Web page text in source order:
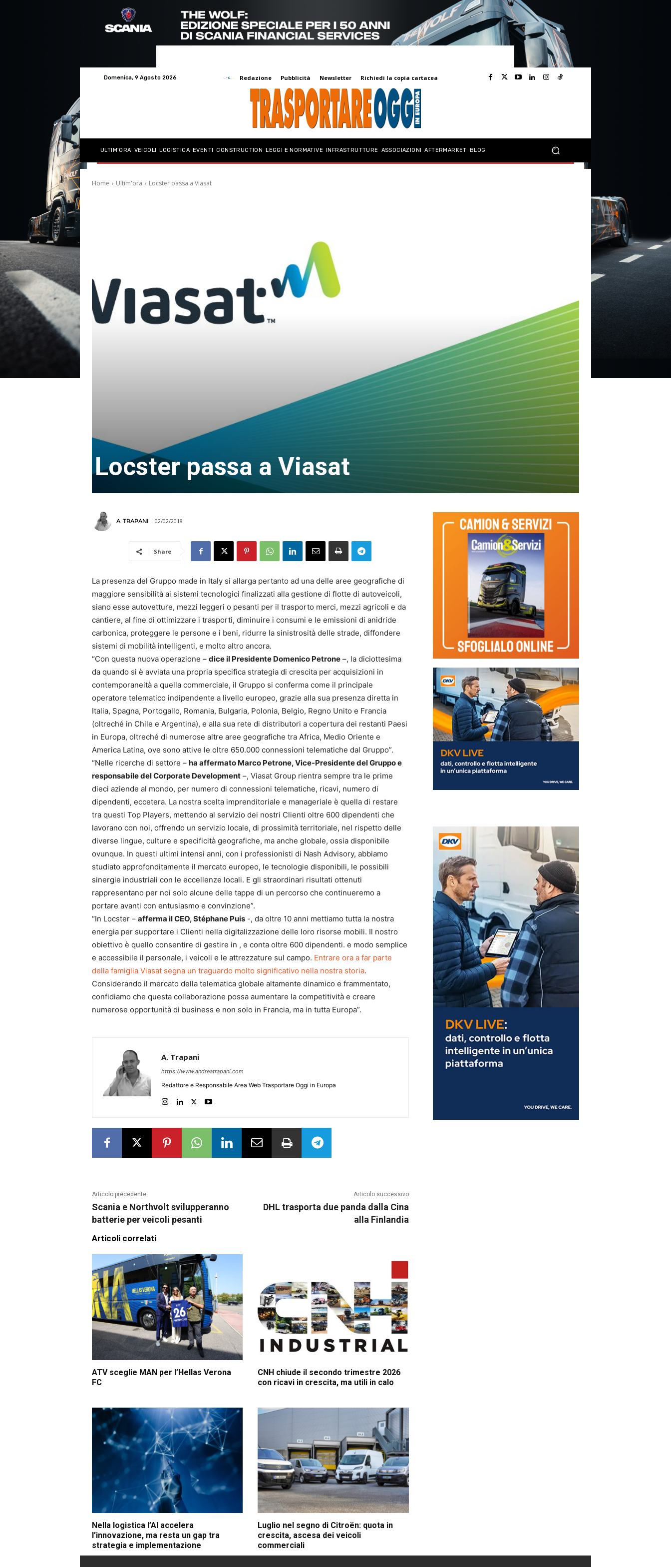
Domenica, 9 Agosto 2026 Redazione Pubblicità Newsletter Richiedi la copia cartacea
ULTIM’ORA VEICOLI LOGISTICA EVENTI CONSTRUCTION LEGGI E NORMATIVE INFRASTRUTTURE ASSOCIAZIONI AFTERMARKET BLOG
Home Ultim'ora Locster passa a Viasat
Locster passa a Viasat
A. TRAPANI 02/02/2018
Share
La presenza del Gruppo made in Italy si allarga pertanto ad una delle aree geografiche di
maggiore sensibilità ai sistemi tecnologici finalizzati alla gestione di flotte di autoveicoli,
siano esse autovetture, mezzi leggeri o pesanti per il trasporto merci, mezzi agricoli e da
cantiere, al fine di ottimizzare i trasporti, diminuire i consumi e le emissioni di anidride
carbonica, proteggere le persone e i beni, ridurre la sinistrosità delle strade, diffondere
sistemi di mobilità intelligenti, e molto altro ancora.
“Con questa nuova operazione – dice il Presidente Domenico Petrone –, la diciottesima
da quando si è avviata una propria specifica strategia di crescita per acquisizioni in
contemporaneità a quella commerciale, il Gruppo si conferma come il principale
operatore telematico indipendente a livello europeo, grazie alla sua presenza diretta in
Italia, Spagna, Portogallo, Romania, Bulgaria, Polonia, Belgio, Regno Unito e Francia
(oltreché in Chile e Argentina), e alla sua rete di distributori a copertura dei restanti Paesi
in Europa, oltreché di numerose altre aree geografiche tra Africa, Medio Oriente e
America Latina, ove sono attive le oltre 650.000 connessioni telematiche dal Gruppo”.
“Nelle ricerche di settore – ha affermato Marco Petrone, Vice-Presidente del Gruppo e
responsabile del Corporate Development –, Viasat Group rientra sempre tra le prime
dieci aziende al mondo, per numero di connessioni telematiche, ricavi, numero di
dipendenti, eccetera. La nostra scelta imprenditoriale e manageriale è quella di restare
tra questi Top Players, mettendo al servizio dei nostri Clienti oltre 600 dipendenti che
lavorano con noi, offrendo un servizio locale, di prossimità territoriale, nel rispetto delle
diverse lingue, culture e specificità geografiche, ma anche globale, ossia disponibile
ovunque. In questi ultimi intensi anni, con i professionisti di Nash Advisory, abbiamo
studiato approfonditamente il mercato europeo, le tecnologie disponibili, le possibili
sinergie industriali con le eccellenze locali. E gli straordinari risultati ottenuti
rappresentano per noi solo alcune delle tappe di un percorso che continueremo a
portare avanti con entusiasmo e convinzione”.
“In Locster – afferma il CEO, Stéphane Puis -, da oltre 10 anni mettiamo tutta la nostra
energia per supportare i Clienti nella digitalizzazione delle loro risorse mobili. Il nostro
obiettivo è quello consentire di gestire in , e conta oltre 600 dipendenti. e modo semplice
e accessibile il personale, i veicoli e le attrezzature sul campo. Entrare ora a far parte
della famiglia Viasat segna un traguardo molto significativo nella nostra storia.
Considerando il mercato della telematica globale altamente dinamico e frammentato,
confidiamo che questa collaborazione possa aumentare la competitività e creare
numerose opportunità di business e non solo in Francia, ma in tutta Europa”.
A. Trapani
https://www.andreatrapani.com
Redattore e Responsabile Area Web Trasportare Oggi in Europa
Articolo precedente
Scania e Northvolt svilupperanno
batterie per veicoli pesanti
Articolo successivo
DHL trasporta due panda dalla Cina
alla Finlandia
Articoli correlati
ATV sceglie MAN per l’Hellas Verona
FC
CNH chiude il secondo trimestre 2026
con ricavi in crescita, ma utili in calo
Nella logistica l’AI accelera
l’innovazione, ma resta un gap tra
strategia e implementazione
Luglio nel segno di Citroën: quota in
crescita, ascesa dei veicoli
commerciali